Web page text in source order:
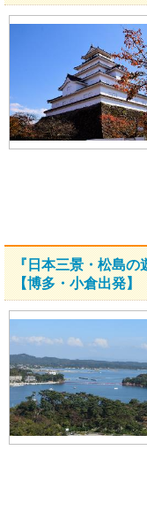
『日本三景・松島
【博多・小倉出発】